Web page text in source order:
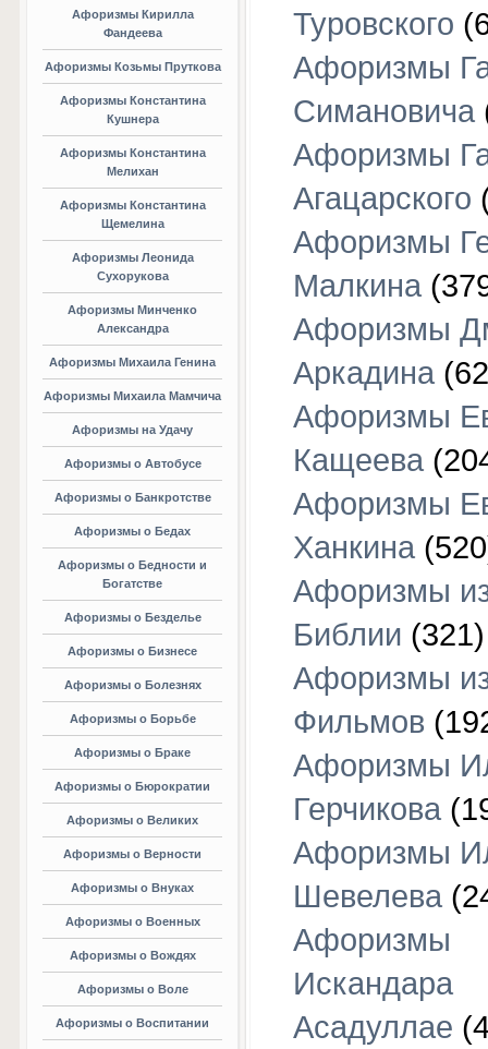
Афоризмы Кирилла
Фандеева
Афоризмы Козьмы Пруткова
Афоризмы Константина
Кушнера
Афоризмы Константина
Мелихан
Афоризмы Константина
Щемелина
Афоризмы Леонида
Сухорукова
Афоризмы Минченко
Александра
Афоризмы Михаила Генина
Афоризмы Михаила Мамчича
Афоризмы на Удачу
Афоризмы о Автобусе
Афоризмы о Банкротстве
Афоризмы о Бедах
Афоризмы о Бедности и
Богатстве
Афоризмы о Безделье
Афоризмы о Бизнесе
Афоризмы о Болезнях
Афоризмы о Борьбе
Афоризмы о Браке
Афоризмы о Бюрократии
Афоризмы о Великих
Афоризмы о Верности
Афоризмы о Внуках
Афоризмы о Военных
Афоризмы о Вождях
Афоризмы о Воле
Афоризмы о Воспитании
Туровского
Афоризмы
Симановича
Афоризмы
Агацарского
Афоризмы
Малкина
Афоризмы
Аркадина
Афоризмы
Кащеева
Афоризмы
Ханкина
Афоризмы
Библии (321)
Афоризмы
Фильмов
Афоризмы
Герчикова
Афоризмы
Шевелева
Афоризмы
Искандара
Асадуллае